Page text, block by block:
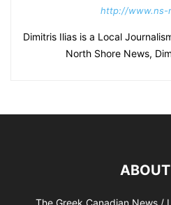
http://www.ns-
Dimitris Ilias is a Local
North Shore News,
The Greek Canadian News /